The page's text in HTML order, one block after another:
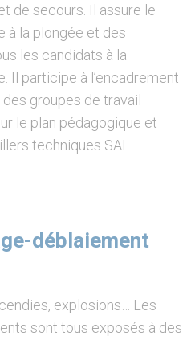
de secours. Il assure le
à la plongée et des
les candidats à la
Il participe à l’encadrement
groupes de travail
le plan pédagogique et
techniques SAL
déblaiement
explosions… Les
sont tous exposés à des